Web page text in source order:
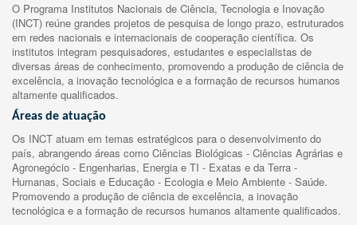
O Programa Institutos Nacionais de Ciência, Tecnologia e Inovação
(INCT) reúne grandes projetos de pesquisa de longo prazo, estruturados
em redes nacionais e internacionais de cooperação científica. Os
institutos integram pesquisadores, estudantes e especialistas de
diversas áreas de conhecimento, promovendo a produção de ciência de
excelência, a inovação tecnológica e a formação de recursos humanos
altamente qualificados.
Áreas de atuação
Os INCT atuam em temas estratégicos para o desenvolvimento do
país, abrangendo áreas como Ciências Biológicas - Ciências Agrárias e
Agronegócio - Engenharias, Energia e TI - Exatas e da Terra -
Humanas, Sociais e Educação - Ecologia e Meio Ambiente - Saúde.
Promovendo a produção de ciência de excelência, a inovação
tecnológica e a formação de recursos humanos altamente qualificados.